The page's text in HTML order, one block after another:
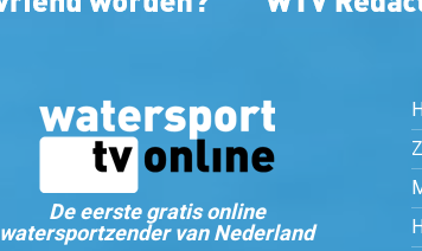
De eerste gratis online
watersportzender van Nederland